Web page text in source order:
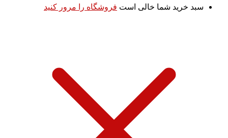
سبد خرید شما خالی است فروشگاه را مرور کنید